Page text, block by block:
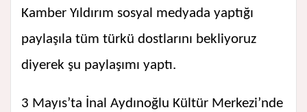
Kamber Yıldırım sosyal medyada yaptığı
paylaşıla tüm türkü dostlarını bekliyoruz
diyerek şu paylaşımı yaptı.
3 Mayıs’ta İnal Aydınoğlu Kültür Merkezi’nde